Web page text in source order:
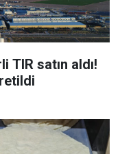
TIR satın aldı!